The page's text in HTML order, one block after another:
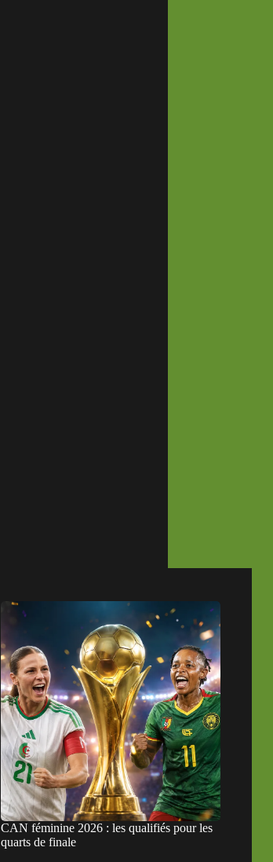
CAN féminine 2026 : les qualifiés pour les
quarts de finale